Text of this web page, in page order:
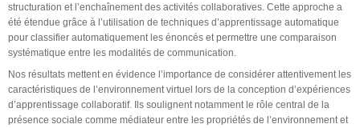
structuration et l’enchaînement des activités collaboratives. Cette approche a
été étendue grâce à l’utilisation de techniques d’apprentissage automatique
pour classifier automatiquement les énoncés et permettre une comparaison
systématique entre les modalités de communication.
Nos résultats mettent en évidence l’importance de considérer attentivement les
caractéristiques de l’environnement virtuel lors de la conception d’expériences
d’apprentissage collaboratif. Ils soulignent notamment le rôle central de la
présence sociale comme médiateur entre les propriétés de l’environnement et